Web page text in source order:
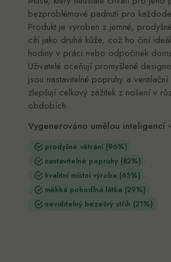
bezproblémové padnutí pro
Produkt je vyroben z jemné,
cítí jako druhá kůže, což ho činí
hodiny v práci nebo odpočinek
Uživatelé oceňují promyšlené
jsou nastavitelné popruhy a
zlepšují celkový zážitek z nošení v
obdobích.
Vygenerováno umělou inteligencí
prodyšné větrání (96%)
nastavitelné popruhy (82%)
kvalitní místní výroba (65%)
měkká pohodlná látka (29%)
neviditelný bezešvý střih (21%)